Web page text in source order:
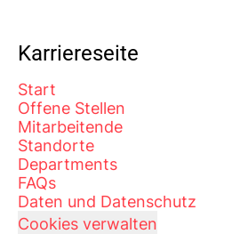
Karriereseite
Start
Offene Stellen
Mitarbeitende
Standorte
Departments
FAQs
Daten und Datenschutz
Cookies verwalten